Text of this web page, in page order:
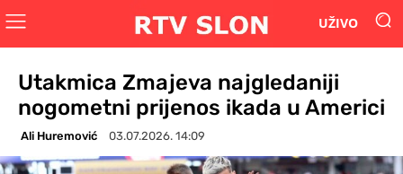
UŽIVO
Utakmica Zmajeva najgledaniji
nogometni prijenos ikada u Americi
Ali Huremović 03.07.2026. 14:09